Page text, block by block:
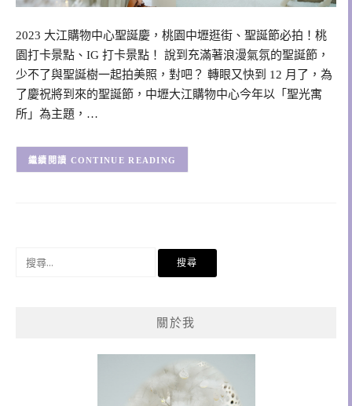
2023 大江購物中心聖誕慶，桃園中壢逛街、聖誕節必拍！桃
園打卡景點、IG 打卡景點！ 說到充滿著浪漫氣氛的聖誕節，
少不了與聖誕樹一起拍美照，對吧？ 轉眼又快到 12 月了，為
了慶祝將到來的聖誕節，中壢大江購物中心今年以「聖光寓
所」為主題，…
CONTINUE READING
關於我